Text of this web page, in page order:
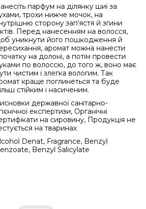
парфум на ділянку шиї за
трохи нижче мочок, на
сторону зап'ястя й згини
Перед нанесенням на волосся,
уникнути його пошкодження й
аромат можна нанести
на долоні, а потім провести
по волоссю, до того ж, воно має
чистим і злегка вологим. Так
краще поглинеться та буде
стійким і насиченим.
державної санітарно-
експертизи, Органічні
на сировину, Продукція не
на тваринах
Denat, Fragrance, Benzyl
Benzyl Salicylate